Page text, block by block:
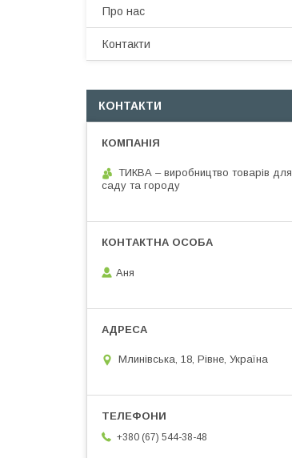
Про нас
Контакти
КОНТАКТИ
ТИКВА – виробництво товарів для
саду та городу
Аня
Млинівська, 18, Рівне, Україна
+380 (67) 544-38-48